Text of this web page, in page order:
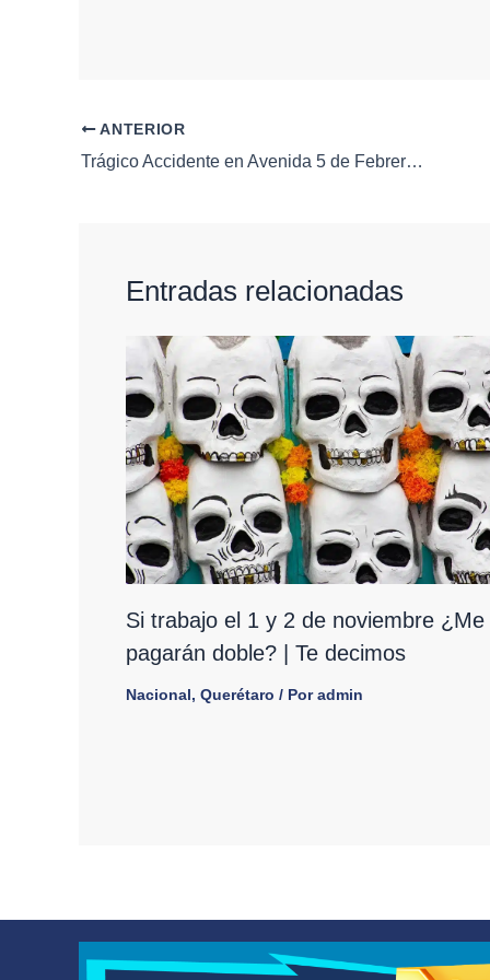
ANTERIOR
Trágico Accidente en Avenida 5 de Febrero: Motociclista Pierde la Vida
Entradas relacionadas
Si trabajo el 1 y 2 de noviembre ¿Me
pagarán doble? | Te decimos
Nacional, Querétaro / Poradmin